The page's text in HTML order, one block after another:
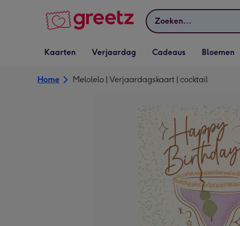
Zoeken
Vervolgkeuzelijst
Kaarten openen
Kaarten
Vervolgkeuzelijst
Verjaardag openen
Verjaardag
Vervolgkeuzelijst
Cadeaus openen
Cadeaus
Vervolgkeuzelijst
Bloemen openen
Bloemen
Home Melolelo | Verjaardagskaart | cocktail